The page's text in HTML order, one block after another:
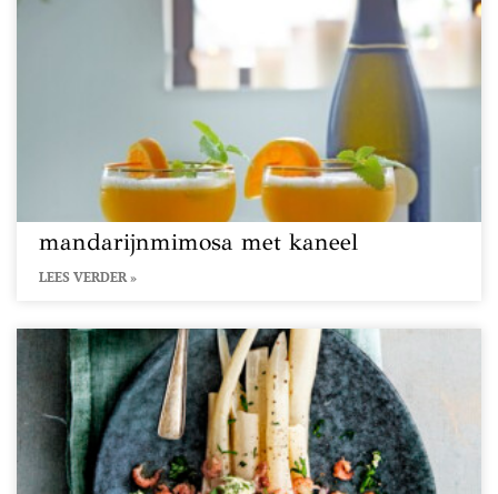
mandarijnmimosa met kaneel
LEES VERDER »